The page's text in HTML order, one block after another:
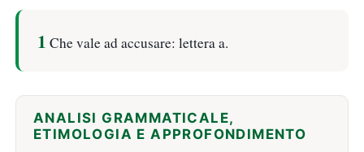
1 Che vale ad accusare: lettera a.
ANALISI GRAMMATICALE,
ETIMOLOGIA E APPROFONDIMENTO